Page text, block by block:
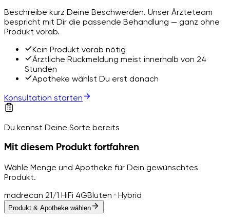
Beschreibe kurz Deine Beschwerden. Unser Ärzteteam
bespricht mit Dir die passende Behandlung — ganz ohne
Produkt vorab.
Kein Produkt vorab nötig
Ärztliche Rückmeldung meist innerhalb von 24
Stunden
Apotheke wählst Du erst danach
Konsultation starten
Du kennst Deine Sorte bereits
Mit diesem Produkt fortfahren
Wähle Menge und Apotheke für Dein gewünschtes
Produkt.
madrecan 21/1 HiFi 4GBlüten · Hybrid
Produkt & Apotheke wählen